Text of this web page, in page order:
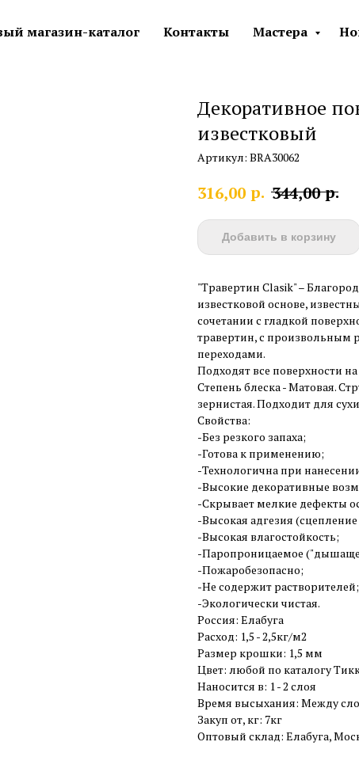
магазин-каталог Контакты Мастера
Декоративное
известковый
Артикул: BRA30062
316,00 р. 344,00 р.
Добавить в корзину
"Травертин Clasik" –
известковой основе,
сочетании с гладкой
травертин, с
переходами.
Подходят все поверхности
Степень блеска - Матовая.
зернистая. Подходит для
Свойства:
-Без резкого запаха;
-Готова к применению;
-Технологична при
-Высокие декоративные
-Скрывает мелкие дефекты
-Высокая адгезия
-Высокая влагостойкость;
-Паропроницаемое
-Пожаробезопасно;
-Не содержит растворителей;
-Экологически чистая.
Россия: Елабуга
Расход: 1,5 - 2,5кг/м2
Размер крошки: 1,5 мм
Цвет: любой по каталогу
Наносится в: 1 - 2 слоя
Время высыхания: Между
Закуп от, кг: 7кг
Оптовый склад: Елабуга,